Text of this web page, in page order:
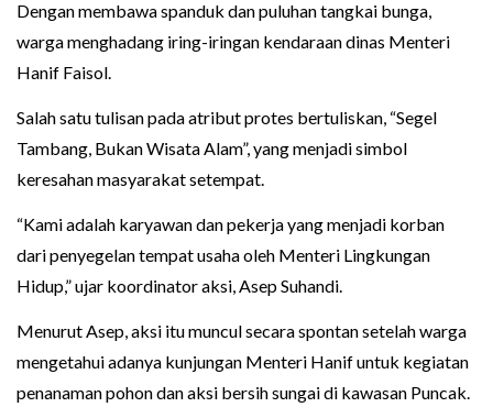
Dengan membawa spanduk dan puluhan tangkai bunga,
warga menghadang iring-iringan kendaraan dinas Menteri
Hanif Faisol.
Salah satu tulisan pada atribut protes bertuliskan, “Segel
Tambang, Bukan Wisata Alam”, yang menjadi simbol
keresahan masyarakat setempat.
“Kami adalah karyawan dan pekerja yang menjadi korban
dari penyegelan tempat usaha oleh Menteri Lingkungan
Hidup,” ujar koordinator aksi, Asep Suhandi.
Menurut Asep, aksi itu muncul secara spontan setelah warga
mengetahui adanya kunjungan Menteri Hanif untuk kegiatan
penanaman pohon dan aksi bersih sungai di kawasan Puncak.